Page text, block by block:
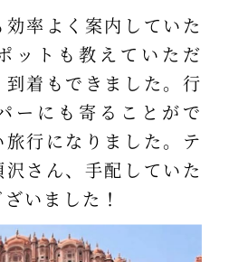
率よく案内していた
ットも教えていただ
着もできました。行
ーにも寄ることがで
行になりました。テ
さん、手配していた
いました！